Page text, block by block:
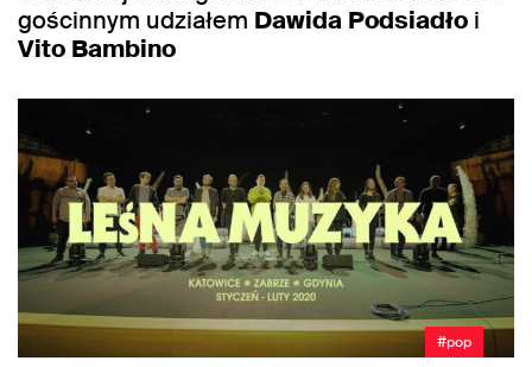
gościnnym udziałem Dawida Podsiadło i
Vito Bambino
#pop